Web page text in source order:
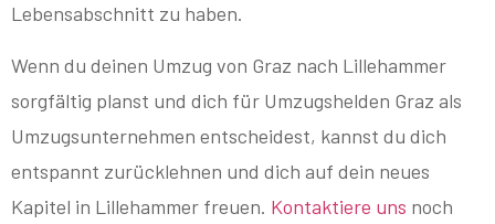
Lebensabschnitt zu haben.
Wenn du deinen Umzug von Graz nach Lillehammer
sorgfältig planst und dich für Umzugshelden Graz als
Umzugsunternehmen entscheidest, kannst du dich
entspannt zurücklehnen und dich auf dein neues
Kapitel in Lillehammer freuen. Kontaktiere uns noch